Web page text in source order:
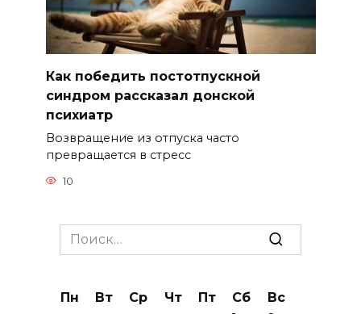
Как победить постотпускной
синдром рассказал донской
психиатр
Возвращение из отпуска часто
превращается в стресс
10
Search
for:
Пн Вт Ср Чт Пт Сб
Вс